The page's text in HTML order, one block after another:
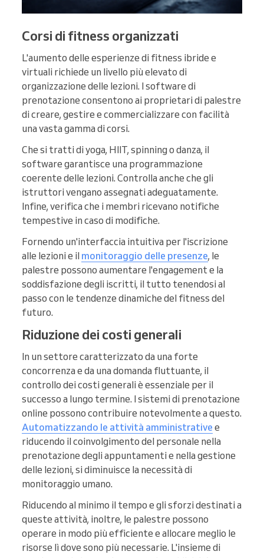
Corsi di fitness organizzati
L'aumento delle esperienze di fitness ibride e
virtuali richiede un livello più elevato di
organizzazione delle lezioni. I software di
prenotazione consentono ai proprietari di palestre
di creare, gestire e commercializzare con facilità
una vasta gamma di corsi.
Che si tratti di yoga, HIIT, spinning o danza, il
software garantisce una programmazione
coerente delle lezioni. Controlla anche che gli
istruttori vengano assegnati adeguatamente.
Infine, verifica che i membri ricevano notifiche
tempestive in caso di modifiche.
Fornendo un'interfaccia intuitiva per l'iscrizione
alle lezioni e il monitoraggio delle presenze, le
palestre possono aumentare l'engagement e la
soddisfazione degli iscritti, il tutto tenendosi al
passo con le tendenze dinamiche del fitness del
futuro.
Riduzione dei costi generali
In un settore caratterizzato da una forte
concorrenza e da una domanda fluttuante, il
controllo dei costi generali è essenziale per il
successo a lungo termine. I sistemi di prenotazione
online possono contribuire notevolmente a questo.
Automatizzando le attività amministrative e
riducendo il coinvolgimento del personale nella
prenotazione degli appuntamenti e nella gestione
delle lezioni, si diminuisce la necessità di
monitoraggio umano.
Riducendo al minimo il tempo e gli sforzi destinati a
queste attività, inoltre, le palestre possono
operare in modo più efficiente e allocare meglio le
risorse lì dove sono più necessarie. L'insieme di